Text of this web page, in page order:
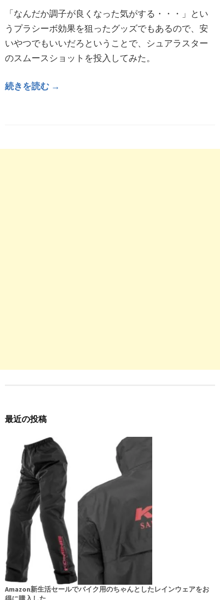
「なんだか調子が良くなった気がする・・・」とい
うプラシーボ効果を狙ったグッズでもあるので、安
いやつでもいいだろということで、シュアラスター
のスムースショットを投入してみた。
続きを読む →
最近の投稿
Amazon新生活セールでバイク用のちゃんとしたレインウェアをお